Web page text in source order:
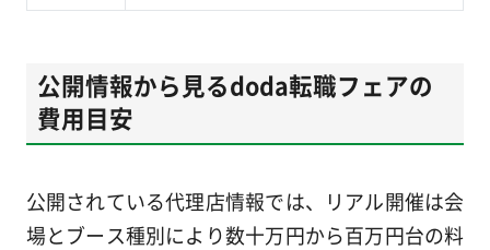
公開情報から見るdoda転職フェアの
費用目安
公開されている代理店情報では、リアル開催は会
場とブース種別により数十万円から百万円台の料